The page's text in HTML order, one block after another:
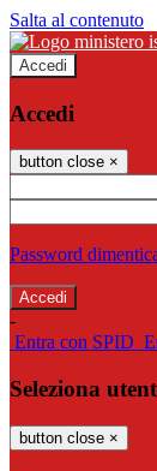
Salta al contenuto
Accedi
Accedi
button close ×
Password
-
Entra con SPID
Seleziona
button close ×